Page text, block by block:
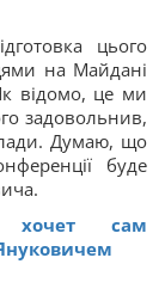
цього
на Майдані
відомо, це ми
задовольнив,
Думаю, що
буде
хочет сам